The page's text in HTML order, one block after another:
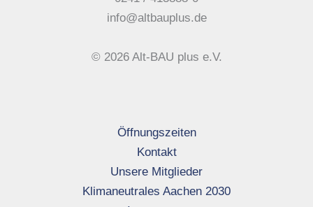
info@altbauplus.de
© 2026 Alt-BAU plus e.V.
Öffnungszeiten
Kontakt
Unsere Mitglieder
Klimaneutrales Aachen 2030